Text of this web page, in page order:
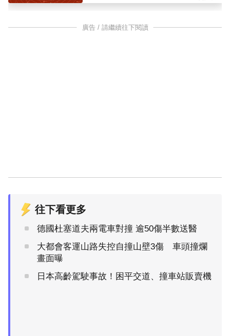
廣告 / 請繼續往下閱讀
往下看更多
德國杜塞道夫兩電車對撞 逾50傷半數送醫
大都會客運山路失控自撞山壁3傷 車頭撞爛
畫面曝
日本高齡駕駛事故！困平交道、撞車站販賣機